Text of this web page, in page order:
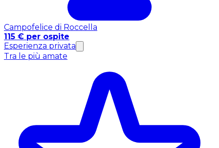
Campofelice di Roccella
115 € per ospite
Esperienza privata
Tra le più amate